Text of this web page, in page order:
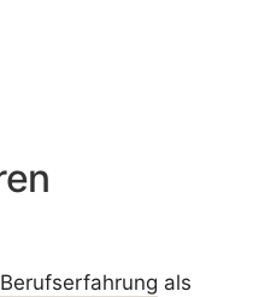
Berufserfahrung als